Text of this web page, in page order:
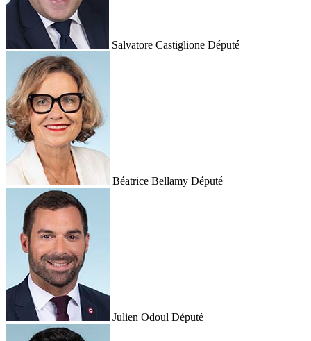
Salvatore Castiglione Député
Béatrice Bellamy Député
Julien Odoul Député